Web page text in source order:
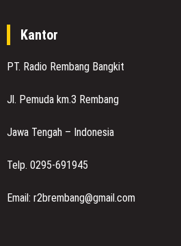
Kantor
PT. Radio Rembang Bangkit
Jl. Pemuda km.3 Rembang
Jawa Tengah – Indonesia
Telp. 0295-691945
Email: r2brembang@gmail.com